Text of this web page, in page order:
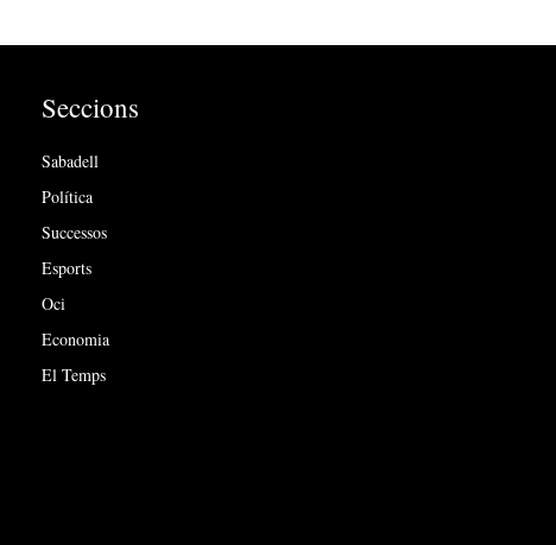
Seccions
Sabadell
Política
Successos
Esports
Oci
Economia
El Temps